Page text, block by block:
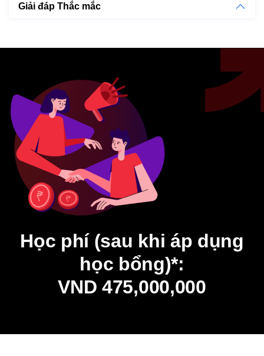
Giải đáp Thắc mắc
Học phí (sau khi áp dụng
học bổng)*:
VND 475,000,000